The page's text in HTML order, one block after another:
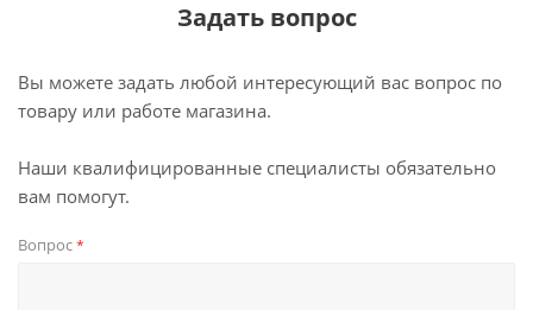
Задать вопрос
Вы можете задать любой интересующий вас вопрос по
товару или работе магазина.
Наши квалифицированные специалисты обязательно
вам помогут.
Вопрос*